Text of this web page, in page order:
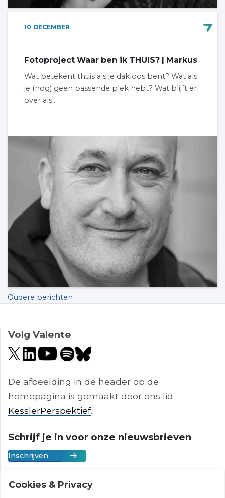
10 DECEMBER
Fotoproject Waar ben ik THUIS? | Markus
Wat betekent thuis als je dakloos bent? Wat als
je (nog) geen passende plek hebt? Wat blijft er
over als...
Berichten
Oudere berichten
Volg Valente
De afbeelding in de header op de
homepagina is gemaakt door ons lid
KesslerPerspektief.
Schrijf je in voor onze nieuwsbrieven
Inschrijven
Cookies & Privacy